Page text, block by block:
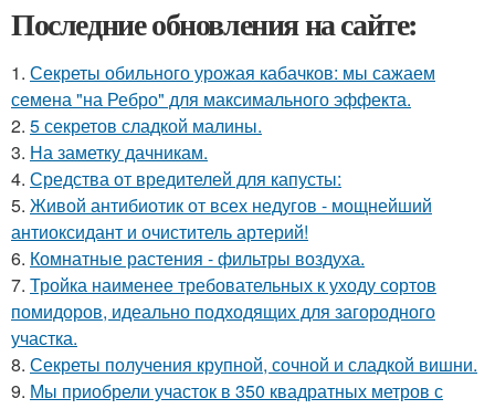
Последние обновления на сайте:
1. Секреты обильного урожая кабачков: мы сажаем
семена "на Ребро" для максимального эффекта.
2. 5 секретов сладкой малины.
3. На заметку дачникам.
4. Средства от вредителей для капусты:
5. Живой антибиотик от всех недугов - мощнейший
антиоксидант и очиститель артерий!
6. Комнатные растения - фильтры воздуха.
7. Тройка наименее требовательных к уходу сортов
помидоров, идеально подходящих для загородного
участка.
8. Секреты получения крупной, сочной и сладкой вишни.
9. Мы приобрели участок в 350 квадратных метров с